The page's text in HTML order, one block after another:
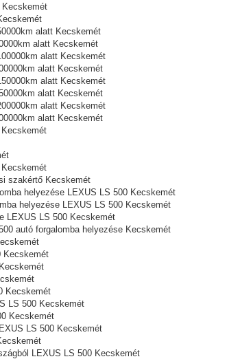
alatt Kecskemét
alatt Kecskemét
alatt Kecskemét
alatt Kecskemét
alatt Kecskemét
alatt Kecskemét
alatt Kecskemét
alatt Kecskemét
szakértő Kecskemét
helyezése LEXUS LS 500 Kecskemét
helyezése LEXUS LS 500 Kecskemét
LEXUS LS 500 Kecskemét
autó forgalomba helyezése Kecskemét
Kecskemét
Kecskemét
LS 500 Kecskemét
Kecskemét
LS 500 Kecskemét
LEXUS LS 500 Kecskemét